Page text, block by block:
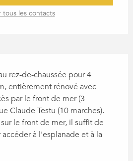
tous les contacts
rez-de-chaussée pour 4
entièrement rénové avec
par le front de mer (3
Claude Testu (10 marches).
le front de mer, il suffit de
à l'esplanade et à la